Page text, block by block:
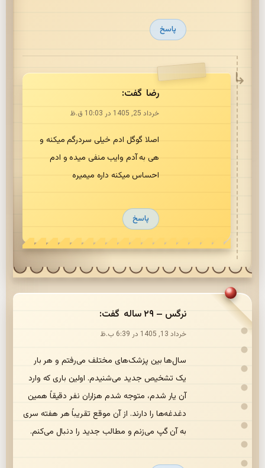
پاسخ
رضا گفت:
خرداد 25, 1405 در 10:03 ق.ظ
اصلا گوگل ادم خیلی سردرگم میکنه و
هی به آدم وایب منفی میده و ادم
احساس میکنه داره میمیره
پاسخ
نرگس – ۲۹ ساله گفت:
خرداد 13, 1405 در 6:39 ب.ظ
سال‌ها بین پزشک‌های مختلف می‌رفتم و هر بار
یک تشخیص جدید می‌شنیدم. اولین باری که وارد
آن یار شدم، متوجه شدم هزاران نفر دقیقاً همین
دغدغه‌ها را دارند. از آن موقع تقریباً هر هفته سری
به آن گپ می‌زنم و مطالب جدید را دنبال می‌کنم.